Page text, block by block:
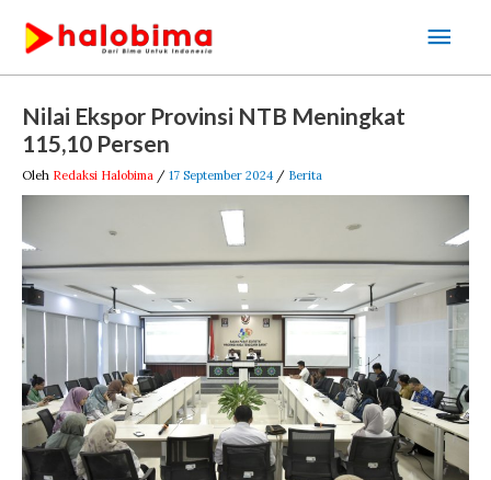
konten
Nilai Ekspor Provinsi NTB Meningkat
115,10 Persen
Oleh Redaksi Halobima / 17 September 2024 / Berita
navigation